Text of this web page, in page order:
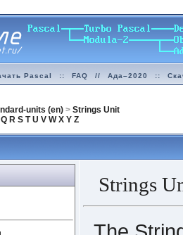
Pascal :: FAQ // Ада–2020 ::
units (en)> Strings Unit
Q R S T U V W X Y Z
Strings